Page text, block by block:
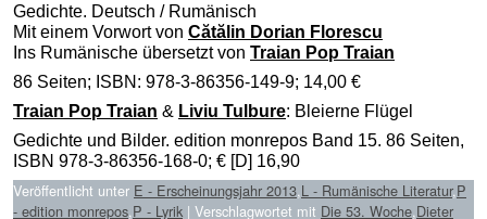
Gedichte. Deutsch / Rumänisch
Mit einem Vorwort von Cătălin Dorian Florescu
Ins Rumänische übersetzt von Traian Pop Traian
86 Seiten; ISBN: 978-3-86356-149-9; 14,00 €
Traian Pop Traian & Liviu Tulbure: Bleierne Flügel
Gedichte und Bilder. edition monrepos Band 15. 86 Seiten,
ISBN 978-3-86356-168-0; € [D] 16,90
Veröffentlicht unter E - Erscheinungsjahr 2013,L - Rumänische Literatur,P
- edition monrepos,P - Lyrik | Verschlagwortet mit Die 53. Woche,Dieter